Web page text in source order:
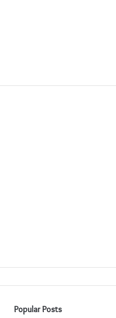
Popular Posts